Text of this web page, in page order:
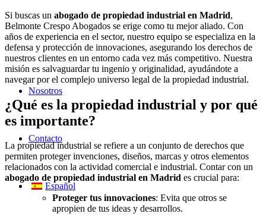
Nosotros
Contacto
Español
Si buscas un abogado de propiedad industrial en Madrid,
Belmonte Crespo Abogados se erige como tu mejor aliado. Con
años de experiencia en el sector, nuestro equipo se especializa en la
defensa y protección de innovaciones, asegurando los derechos de
nuestros clientes en un entorno cada vez más competitivo. Nuestra
misión es salvaguardar tu ingenio y originalidad, ayudándote a
navegar por el complejo universo legal de la propiedad industrial.
¿Qué es la propiedad industrial y por qué
es importante?
La propiedad industrial se refiere a un conjunto de derechos que
permiten proteger invenciones, diseños, marcas y otros elementos
relacionados con la actividad comercial e industrial. Contar con un
abogado de propiedad industrial en Madrid es crucial para:
Proteger tus innovaciones: Evita que otros se
apropien de tus ideas y desarrollos.